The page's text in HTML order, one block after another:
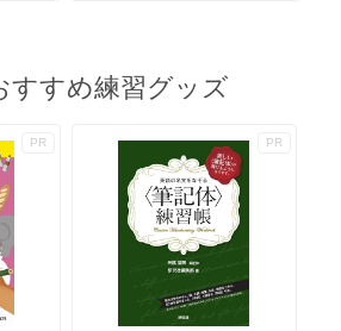
すすめ練習グッズ